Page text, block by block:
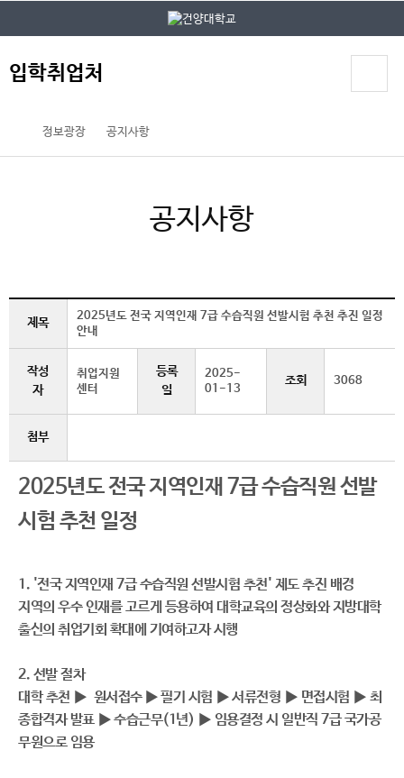
입학취업처
정보광장 공지사항
공지사항
제목
2025년도 전국 지역인재 7급 수습직원 선발시험 추천 추진 일정
안내
작성
자
취업지원
센터
등록
일
2025-
01-13
조회 3068
첨부
2025년도 전국 지역인재 7급 수습직원 선발
시험 추천 일정
1. '전국 지역인재 7급 수습직원 선발시험 추천' 제도 추진 배경
지역의 우수 인재를 고르게 등용하여 대학교육의 정상화와 지방대학
출신의 취업기회 확대에 기여하고자 시행
2. 선발 절차
대학 추천 ▶​ 원서접수 ▶ 필기 시험 ▶ 서류전형 ▶ 면접시험 ▶ ​최
종합격자 발표 ▶​ 수습근무(1년) ▶ ​임용결정 시 일반직 7급 국가공
무원으로 임용